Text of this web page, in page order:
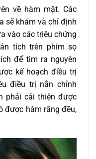
về hàm mặt. Các
sẽ khám và chỉ định
vào các triệu chứng
tích trên phim sọ
để tìm ra nguyên
kế hoạch điều trị
điều trị nắn chỉnh
phải cải thiện được
được hàm răng đều,